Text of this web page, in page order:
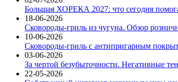
Большая ХОРЕКА 2027: что сегодня
18-06-2026
Сковороды-гриль из чугуна. Обзор
10-06-2026
Сковороды-гриль с антипригарным
03-06-2026
За чертой безубыточности. Негативные
22-05-2026